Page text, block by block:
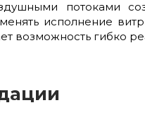
потоками
исполнение
возможность гибко